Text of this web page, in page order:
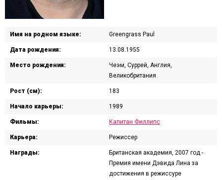
Имя на родном языке: Greengrass Paul
Дата рождения: 13.08.1955
Место рождения:
Чеэм, Суррей, Англия,
Великобритания
Рост (см): 183
Начало карьеры: 1989
Фильмы: Капитан Филлипс
Карьера: Режиссер
Награды:
Британская академия, 2007 год -
Премия имени Дэвида Лина за
достижения в режиссуре